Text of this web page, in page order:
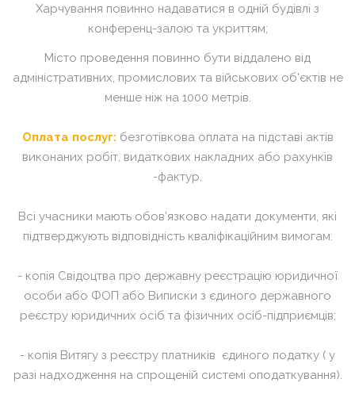
Харчування повинно надаватися в одній будівлі з
конференц-залою та укриттям;
Місто проведення повинно бути віддалено від
адміністративних, промислових та військових об'єктів не
менше ніж на 1000 метрів.
Оплата послуг: безготівкова оплата на підставі актів
виконаних робіт, видаткових накладних або рахунків
-фактур.
Всі учасники мають обов’язково надати документи, які
підтверджують відповідність кваліфікаційним вимогам:
- копія Свідоцтва про державну реєстрацію юридичної
особи або ФОП або Виписки з єдиного державного
реєстру юридичних осіб та фізичних осіб-підприємців;
- копія Витягу з реєстру платників єдиного податку ( у
разі надходження на спрощеній системі оподаткування).